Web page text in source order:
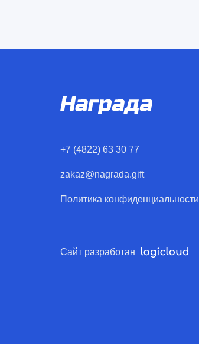
+7 (4822) 63 30 77
zakaz@nagrada.gift
Политика конфиденциальности
Сайт разработан